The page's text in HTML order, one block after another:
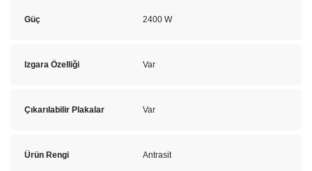
Güç 2400 W
Izgara Özelliği Var
Çıkarılabilir Plakalar Var
Ürün Rengi Antrasit